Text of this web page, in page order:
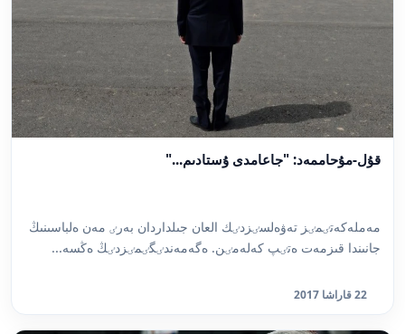
قۇل-مۇحاممەد: "جاعامدى ۇستادىم..."
مەملەكەتٸمٸز تەۋەلسٸزدٸك العان جىلداردان بەرٸ مەن ەلباسىنىڭ
جانىندا قىزمەت ەتٸپ كەلەمٸن. ەگەمەندٸگٸمٸزدٸڭ ەڭسە...
22 قاراشا 2017